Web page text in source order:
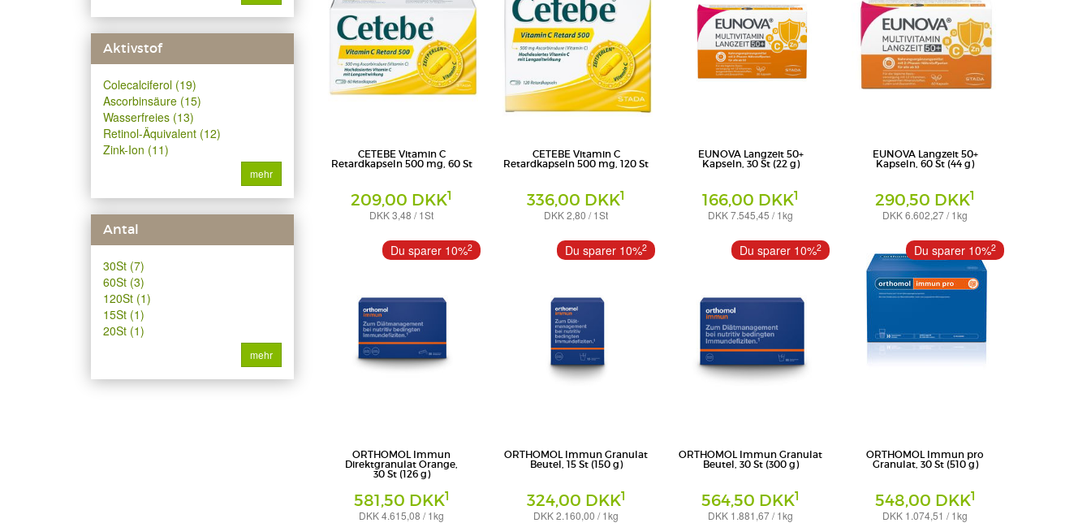
Aktivstof
Colecalciferol (19)
Ascorbinsäure (15)
Wasserfreies (13)
Retinol-Äquivalent (12)
Zink-Ion (11)
mehr
Antal
30St (7)
60St (3)
120St (1)
15St (1)
20St (1)
mehr
CETEBE Vitamin C
Retardkapseln 500 mg, 60 St
209,00 DKK1
DKK 3,48 / 1St
STADA Consumer Health Deutschland
CETEBE Vitamin C
Retardkapseln 500 mg, 120 St
336,00 DKK1
DKK 2,80 / 1St
STADA Consumer Health Deutschland
EUNOVA Langzeit 50+
Kapseln, 30 St (22 g)
166,00 DKK1
DKK 7.545,45 / 1kg
PHARBIL PHARMA GMBH
EUNOVA Langzeit 50+
Kapseln, 60 St (44 g)
290,50 DKK1
DKK 6.602,27 / 1kg
PHARBIL PHARMA GMBH
ORTHOMOL Immun
Direktgranulat Orange,
30 St (126 g)
581,50 DKK1
DKK 4.615,08 / 1kg
Du sparer 10%2
ORTHOMOL Immun Granulat
Beutel, 15 St (150 g)
324,00 DKK1
DKK 2.160,00 / 1kg
Du sparer 10%2
ORTHOMOL Immun Granulat
Beutel, 30 St (300 g)
564,50 DKK1
DKK 1.881,67 / 1kg
Du sparer 10%2
ORTHOMOL Immun pro
Granulat, 30 St (510 g)
548,00 DKK1
DKK 1.074,51 / 1kg
Du sparer 10%2